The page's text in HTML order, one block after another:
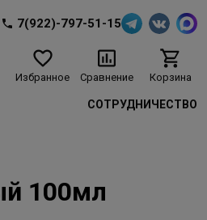
7(922)-797-51-15
Избранное Сравнение Корзина
СОТРУДНИЧЕСТВО
100мл